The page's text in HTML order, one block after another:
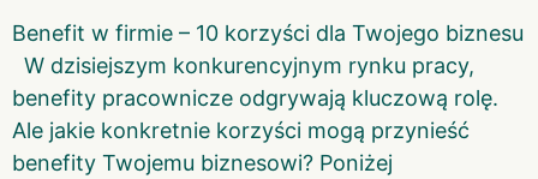
Benefit w firmie – 10 korzyści dla Twojego biznesu
W dzisiejszym konkurencyjnym rynku pracy,
benefity pracownicze odgrywają kluczową rolę.
Ale jakie konkretnie korzyści mogą przynieść
benefity Twojemu biznesowi? Poniżej